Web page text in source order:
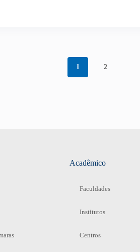
1 2
Acadêmico
Faculdades
Institutos
Centros